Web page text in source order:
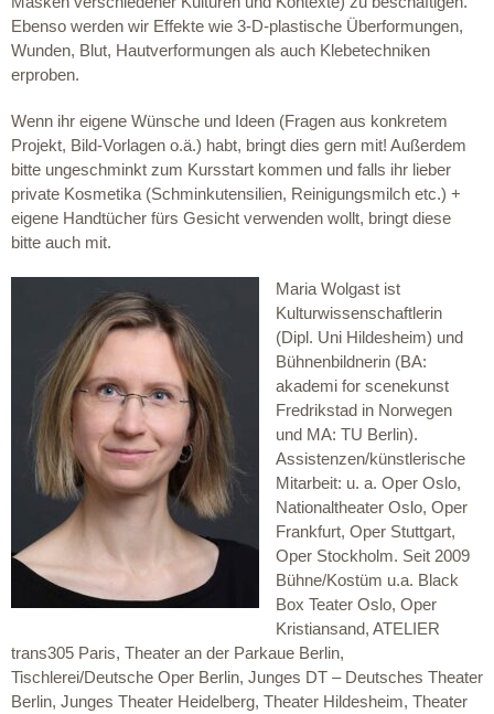
Ebenso werden wir Effekte wie 3-D-plastische Überformungen,
Wunden, Blut, Hautverformungen als auch Klebetechniken
erproben.
Wenn ihr eigene Wünsche und Ideen (Fragen aus konkretem
Projekt, Bild-Vorlagen o.ä.) habt, bringt dies gern mit! Außerdem
bitte ungeschminkt zum Kursstart kommen und falls ihr lieber
private Kosmetika (Schminkutensilien, Reinigungsmilch etc.) +
eigene Handtücher fürs Gesicht verwenden wollt, bringt diese
bitte auch mit.
Maria Wolgast ist
Kulturwissenschaftlerin
(Dipl. Uni Hildesheim) und
Bühnenbildnerin (BA:
akademi for scenekunst
Fredrikstad in Norwegen
und MA: TU Berlin).
Assistenzen/künstlerische
Mitarbeit: u. a. Oper Oslo,
Nationaltheater Oslo, Oper
Frankfurt, Oper Stuttgart,
Oper Stockholm. Seit 2009
Bühne/Kostüm u.a. Black
Box Teater Oslo, Oper
Kristiansand, ATELIER
trans305 Paris, Theater an der Parkaue Berlin,
Tischlerei/Deutsche Oper Berlin, Junges DT – Deutsches Theater
Berlin, Junges Theater Heidelberg, Theater Hildesheim, Theater